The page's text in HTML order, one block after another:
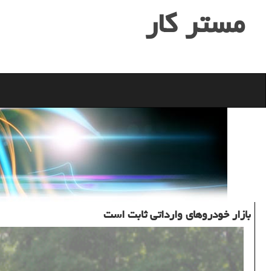
مستر كار
بازار خودروهای وارداتی ثابت است